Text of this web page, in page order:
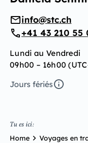
info@stc.ch
+41 43 210 55
Lundi au Vendredi
09h00 – 16h00
Jours fériés
Tu es ici:
Home Voyages en